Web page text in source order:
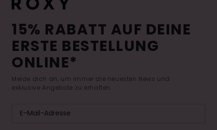
15% RABATT AUF DEINE
ERSTE BESTELLUNG
ONLINE*
Melde dich an, um immer die neuesten News und
exklusive Angebote zu erhalten.